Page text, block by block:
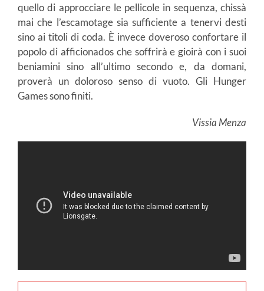
quello di approcciare le pellicole in sequenza, chissà
mai che l’escamotage sia sufficiente a tenervi desti
sino ai titoli di coda. È invece doveroso confortare il
popolo di afficionados che soffrirà e gioirà con i suoi
beniamini sino all’ultimo secondo e, da domani,
proverà un doloroso senso di vuoto. Gli Hunger
Games sono finiti.
Vissia Menza